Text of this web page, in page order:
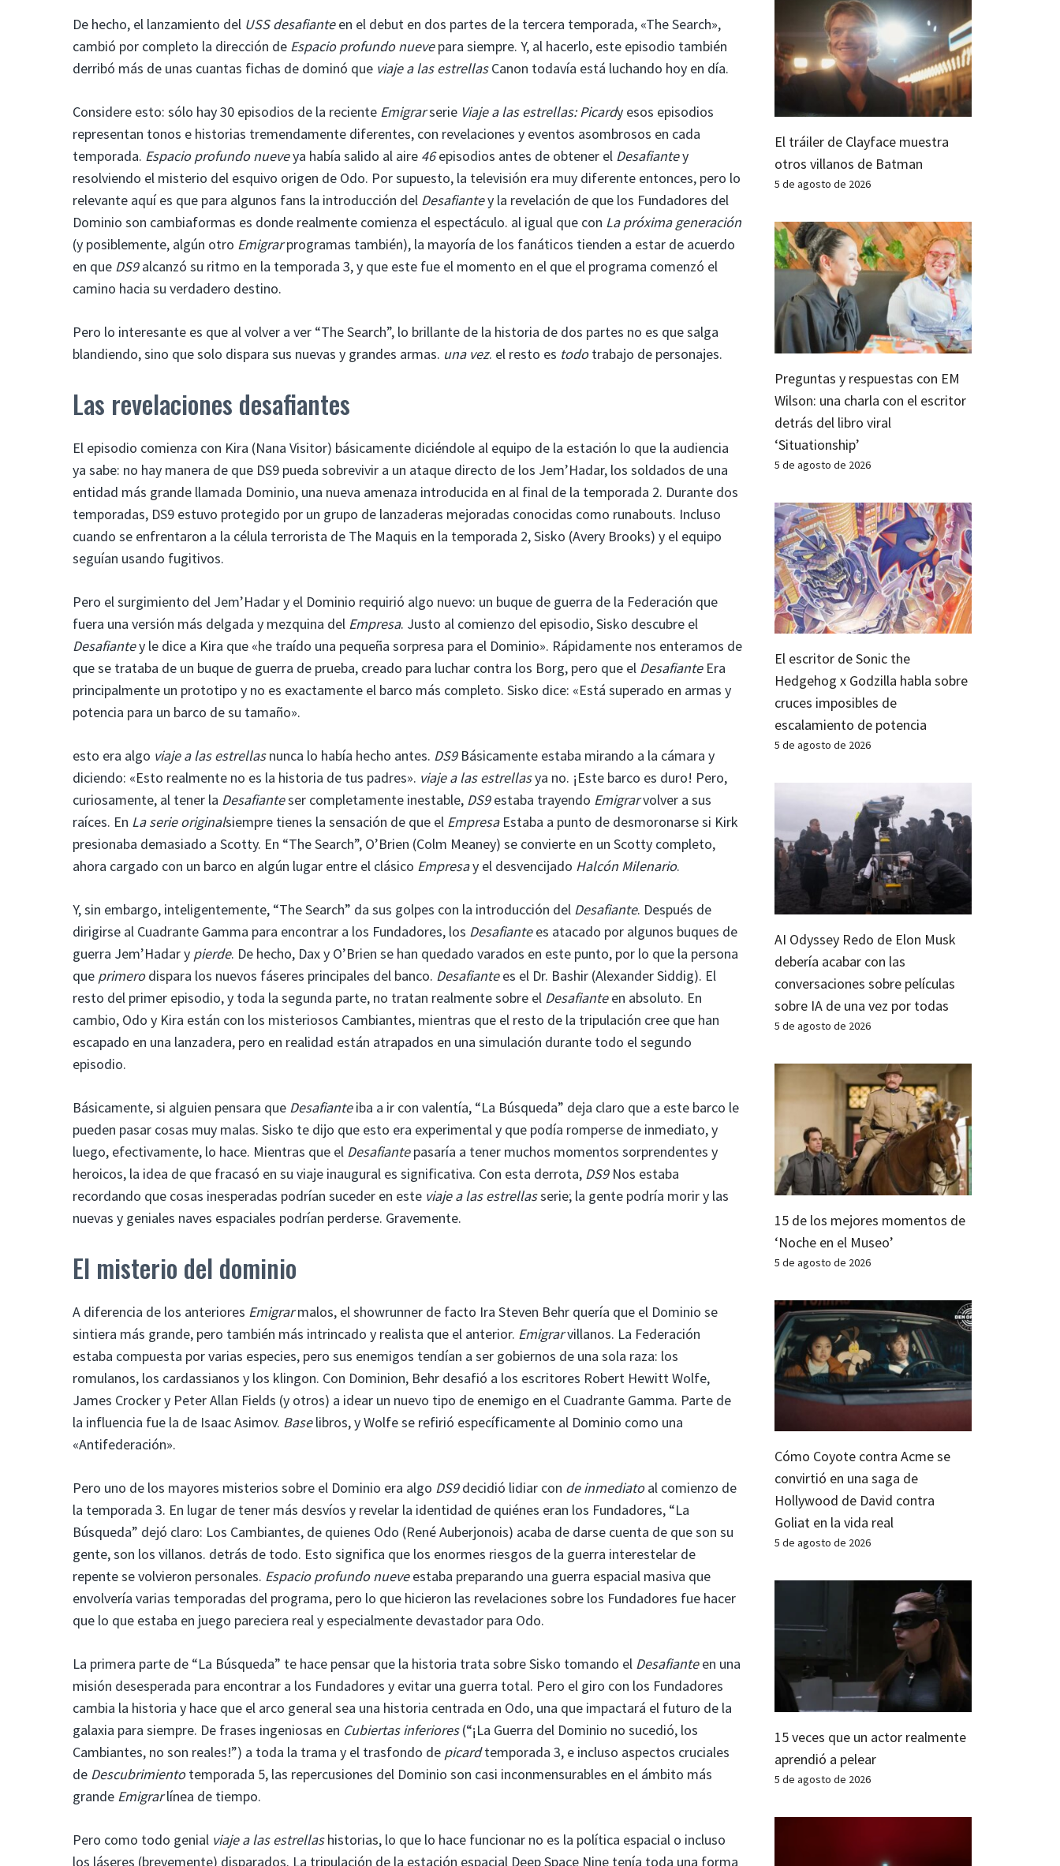
De hecho, el lanzamiento del USS desafianteen el debut en dos partes de la tercera temporada, «The Search»,
cambió por completo la dirección de Espacio profundo nuevepara siempre. Y, al hacerlo, este episodio también
derribó más de unas cuantas fichas de dominó que viaje a las estrellasCanon todavía está luchando hoy en día.
Considere esto: sólo hay 30 episodios de la reciente Emigrarserie Viaje a las estrellas: Picardy esos episodios
representan tonos e historias tremendamente diferentes, con revelaciones y eventos asombrosos en cada
temporada. Espacio profundo nueveya había salido al aire 46episodios antes de obtener el Desafiantey
resolviendo el misterio del esquivo origen de Odo. Por supuesto, la televisión era muy diferente entonces, pero lo
relevante aquí es que para algunos fans la introducción del Desafiantey la revelación de que los Fundadores del
Dominio son cambiaformas es donde realmente comienza el espectáculo. al igual que con La próxima generación
(y posiblemente, algún otro Emigrarprogramas también), la mayoría de los fanáticos tienden a estar de acuerdo
en que DS9alcanzó su ritmo en la temporada 3, y que este fue el momento en el que el programa comenzó el
camino hacia su verdadero destino.
Pero lo interesante es que al volver a ver “The Search”, lo brillante de la historia de dos partes no es que salga
blandiendo, sino que solo dispara sus nuevas y grandes armas. una vez. el resto es todotrabajo de personajes.
Las revelaciones desafiantes
El episodio comienza con Kira (Nana Visitor) básicamente diciéndole al equipo de la estación lo que la audiencia
ya sabe: no hay manera de que DS9 pueda sobrevivir a un ataque directo de los Jem’Hadar, los soldados de una
entidad más grande llamada Dominio, una nueva amenaza introducida en al final de la temporada 2. Durante dos
temporadas, DS9 estuvo protegido por un grupo de lanzaderas mejoradas conocidas como runabouts. Incluso
cuando se enfrentaron a la célula terrorista de The Maquis en la temporada 2, Sisko (Avery Brooks) y el equipo
seguían usando fugitivos.
Pero el surgimiento del Jem’Hadar y el Dominio requirió algo nuevo: un buque de guerra de la Federación que
fuera una versión más delgada y mezquina del Empresa. Justo al comienzo del episodio, Sisko descubre el
Desafiantey le dice a Kira que «he traído una pequeña sorpresa para el Dominio». Rápidamente nos enteramos de
que se trataba de un buque de guerra de prueba, creado para luchar contra los Borg, pero que el DesafianteEra
principalmente un prototipo y no es exactamente el barco más completo. Sisko dice: «Está superado en armas y
potencia para un barco de su tamaño».
esto era algo viaje a las estrellasnunca lo había hecho antes. DS9Básicamente estaba mirando a la cámara y
diciendo: «Esto realmente no es la historia de tus padres». viaje a las estrellasya no. ¡Este barco es duro! Pero,
curiosamente, al tener la Desafianteser completamente inestable, DS9estaba trayendo Emigrarvolver a sus
raíces. En La serie originalsiempre tienes la sensación de que el EmpresaEstaba a punto de desmoronarse si Kirk
presionaba demasiado a Scotty. En “The Search”, O’Brien (Colm Meaney) se convierte en un Scotty completo,
ahora cargado con un barco en algún lugar entre el clásico Empresay el desvencijado Halcón Milenario.
Y, sin embargo, inteligentemente, “The Search” da sus golpes con la introducción del Desafiante. Después de
dirigirse al Cuadrante Gamma para encontrar a los Fundadores, los Desafiantees atacado por algunos buques de
guerra Jem’Hadar y pierde. De hecho, Dax y O’Brien se han quedado varados en este punto, por lo que la persona
que primerodispara los nuevos fáseres principales del banco. Desafiantees el Dr. Bashir (Alexander Siddig). El
resto del primer episodio, y toda la segunda parte, no tratan realmente sobre el Desafianteen absoluto. En
cambio, Odo y Kira están con los misteriosos Cambiantes, mientras que el resto de la tripulación cree que han
escapado en una lanzadera, pero en realidad están atrapados en una simulación durante todo el segundo
episodio.
Básicamente, si alguien pensara que Desafianteiba a ir con valentía, “La Búsqueda” deja claro que a este barco le
pueden pasar cosas muy malas. Sisko te dijo que esto era experimental y que podía romperse de inmediato, y
luego, efectivamente, lo hace. Mientras que el Desafiantepasaría a tener muchos momentos sorprendentes y
heroicos, la idea de que fracasó en su viaje inaugural es significativa. Con esta derrota, DS9Nos estaba
recordando que cosas inesperadas podrían suceder en este viaje a las estrellasserie; la gente podría morir y las
nuevas y geniales naves espaciales podrían perderse. Gravemente.
El misterio del dominio
A diferencia de los anteriores Emigrarmalos, el showrunner de facto Ira Steven Behr quería que el Dominio se
sintiera más grande, pero también más intrincado y realista que el anterior. Emigrarvillanos. La Federación
estaba compuesta por varias especies, pero sus enemigos tendían a ser gobiernos de una sola raza: los
romulanos, los cardassianos y los klingon. Con Dominion, Behr desafió a los escritores Robert Hewitt Wolfe,
James Crocker y Peter Allan Fields (y otros) a idear un nuevo tipo de enemigo en el Cuadrante Gamma. Parte de
la influencia fue la de Isaac Asimov. Baselibros, y Wolfe se refirió específicamente al Dominio como una
«Antifederación».
Pero uno de los mayores misterios sobre el Dominio era algo DS9decidió lidiar con de inmediatoal comienzo de
la temporada 3. En lugar de tener más desvíos y revelar la identidad de quiénes eran los Fundadores, “La
Búsqueda” dejó claro: Los Cambiantes, de quienes Odo (René Auberjonois) acaba de darse cuenta de que son su
gente, son los villanos. detrás de todo. Esto significa que los enormes riesgos de la guerra interestelar de
repente se volvieron personales. Espacio profundo nueveestaba preparando una guerra espacial masiva que
envolvería varias temporadas del programa, pero lo que hicieron las revelaciones sobre los Fundadores fue hacer
que lo que estaba en juego pareciera real y especialmente devastador para Odo.
La primera parte de “La Búsqueda” te hace pensar que la historia trata sobre Sisko tomando el Desafianteen una
misión desesperada para encontrar a los Fundadores y evitar una guerra total. Pero el giro con los Fundadores
cambia la historia y hace que el arco general sea una historia centrada en Odo, una que impactará el futuro de la
galaxia para siempre. De frases ingeniosas en Cubiertas inferiores(“¡La Guerra del Dominio no sucedió, los
Cambiantes, no son reales!”) a toda la trama y el trasfondo de picardtemporada 3, e incluso aspectos cruciales
de Descubrimientotemporada 5, las repercusiones del Dominio son casi inconmensurables en el ámbito más
grande Emigrarlínea de tiempo.
Pero como todo genial viaje a las estrellashistorias, lo que lo hace funcionar no es la política espacial o incluso
los láseres (brevemente) disparados. La tripulación de la estación espacial Deep Space Nine tenía toda una forma
El tráiler de Clayface muestra
otros villanos de Batman
5 de agosto de 2026
Preguntas y respuestas con EM
Wilson: una charla con el escritor
detrás del libro viral
‘Situationship’
5 de agosto de 2026
El escritor de Sonic the
Hedgehog x Godzilla habla sobre
cruces imposibles de
escalamiento de potencia
5 de agosto de 2026
AI Odyssey Redo de Elon Musk
debería acabar con las
conversaciones sobre películas
sobre IA de una vez por todas
5 de agosto de 2026
15 de los mejores momentos de
‘Noche en el Museo’
5 de agosto de 2026
Cómo Coyote contra Acme se
convirtió en una saga de
Hollywood de David contra
Goliat en la vida real
5 de agosto de 2026
15 veces que un actor realmente
aprendió a pelear
5 de agosto de 2026